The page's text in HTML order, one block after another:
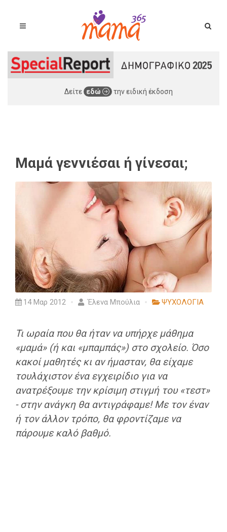
Δείτε εδώ την ειδική έκδοση
Μαμά γεννιέσαι ή γίνεσαι;
14 Μαρ 2012 Έλενα Μπούλια ΨΥΧΟΛΟΓΙΑ
Τι ωραία που θα ήταν να υπήρχε μάθημα
«μαμά» (ή και «μπαμπάς») στο σχολείο. Όσο
κακοί μαθητές κι αν ήμασταν, θα είχαμε
τουλάχιστον ένα εγχειρίδιο για να
ανατρέξουμε την κρίσιμη στιγμή του «τεστ»
- στην ανάγκη θα αντιγράφαμε! Με τον έναν
ή τον άλλον τρόπο, θα φροντίζαμε να
πάρουμε καλό βαθμό.